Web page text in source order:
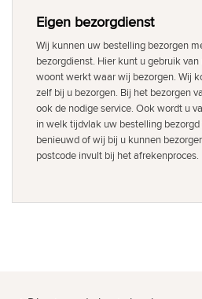
Eigen bezorgdienst
Wij kunnen uw bestelling bezorgen
bezorgdienst. Hier kunt u gebruik
woont werkt waar wij bezorgen. Wij
zelf bij u bezorgen. Bij het bezorgen
ook de nodige service. Ook wordt u
in welk tijdvlak uw bestelling
benieuwd of wij bij u kunnen
postcode invult bij het afrekenproces.